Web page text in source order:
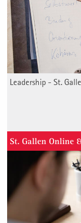
Leadership - St.
St. Gallen Online